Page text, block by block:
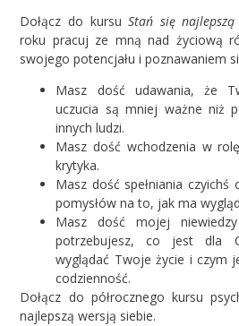
Dołącz do kursuStań się
roku pracuj ze mną nad życiową
swojego potencjału i poznawaniem
Masz dość udawania, że
uczucia są mniej ważne niż
innych ludzi.
Masz dość wchodzenia w
krytyka.
Masz dość spełniania czyichś
pomysłów na to, jak ma
Masz dość mojej
potrzebujesz, co jest dla
wyglądać Twoje życie i czym
codzienność.
Dołącz do półrocznego kursu
najlepszą wersją siebie.